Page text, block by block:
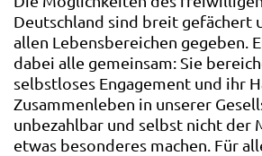
Deutschland sind breit gefächert
allen Lebensbereichen gegeben.
dabei alle gemeinsam: Sie
selbstloses Engagement und ihr
Zusammenleben in unserer
unbezahlbar und selbst nicht der
etwas besonderes machen. Für